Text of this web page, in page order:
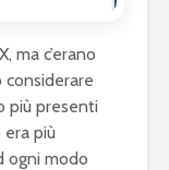
ma c’erano
considerare
più presenti
più
ogni modo